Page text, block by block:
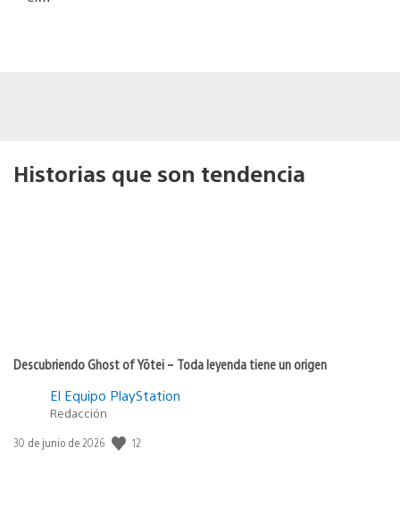
Historias que son tendencia
Descubriendo Ghost of Yōtei – Toda leyenda tiene un origen
El Equipo PlayStation
Redacción
Fecha
30 de junio de 2026 12